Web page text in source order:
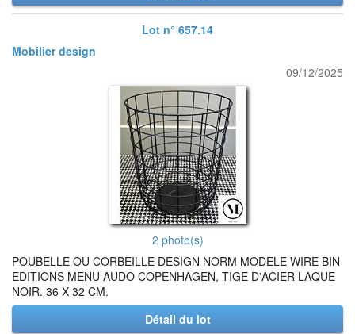
Lot n° 657.14
Mobilier design
09/12/2025
2 photo(s)
POUBELLE OU CORBEILLE DESIGN NORM MODELE WIRE BIN
EDITIONS MENU AUDO COPENHAGEN, TIGE D'ACIER LAQUE
NOIR. 36 X 32 CM.
Détail du lot